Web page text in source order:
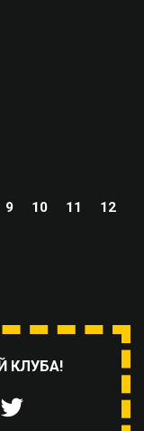
9 10 11
12
КЛУБА!